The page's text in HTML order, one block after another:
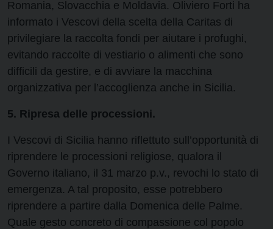
Romania, Slovacchia e Moldavia. Oliviero Forti ha
informato i Vescovi della scelta della Caritas di
privilegiare la raccolta fondi per aiutare i profughi,
evitando raccolte di vestiario o alimenti che sono
difficili da gestire, e di avviare la macchina
organizzativa per l’accoglienza anche in Sicilia.
5. Ripresa delle processioni.
I Vescovi di Sicilia hanno riflettuto sull’opportunità di
riprendere le processioni religiose, qualora il
Governo italiano, il 31 marzo p.v., revochi lo stato di
emergenza. A tal proposito, esse potrebbero
riprendere a partire dalla Domenica delle Palme.
Quale gesto concreto di compassione col popolo